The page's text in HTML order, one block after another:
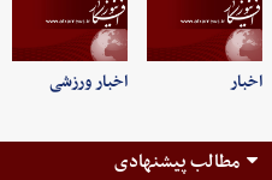
اخبار اخبار ورزشی
مطالب پیشنهادی